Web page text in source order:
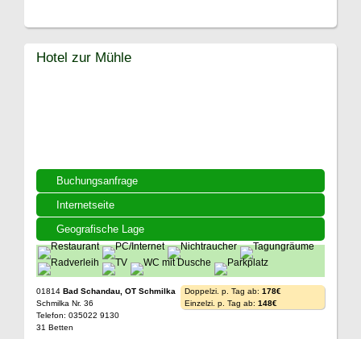
Buchungsanfrage
Internetseite
Geografische Lage
Hotel zur Mühle
01814 Bad Schandau, OT Schmilka
Schmilka Nr. 36
Telefon: 035022 9130
31 Betten
Doppelzi. p. Tag ab: 178€
Einzelzi. p. Tag ab: 148€